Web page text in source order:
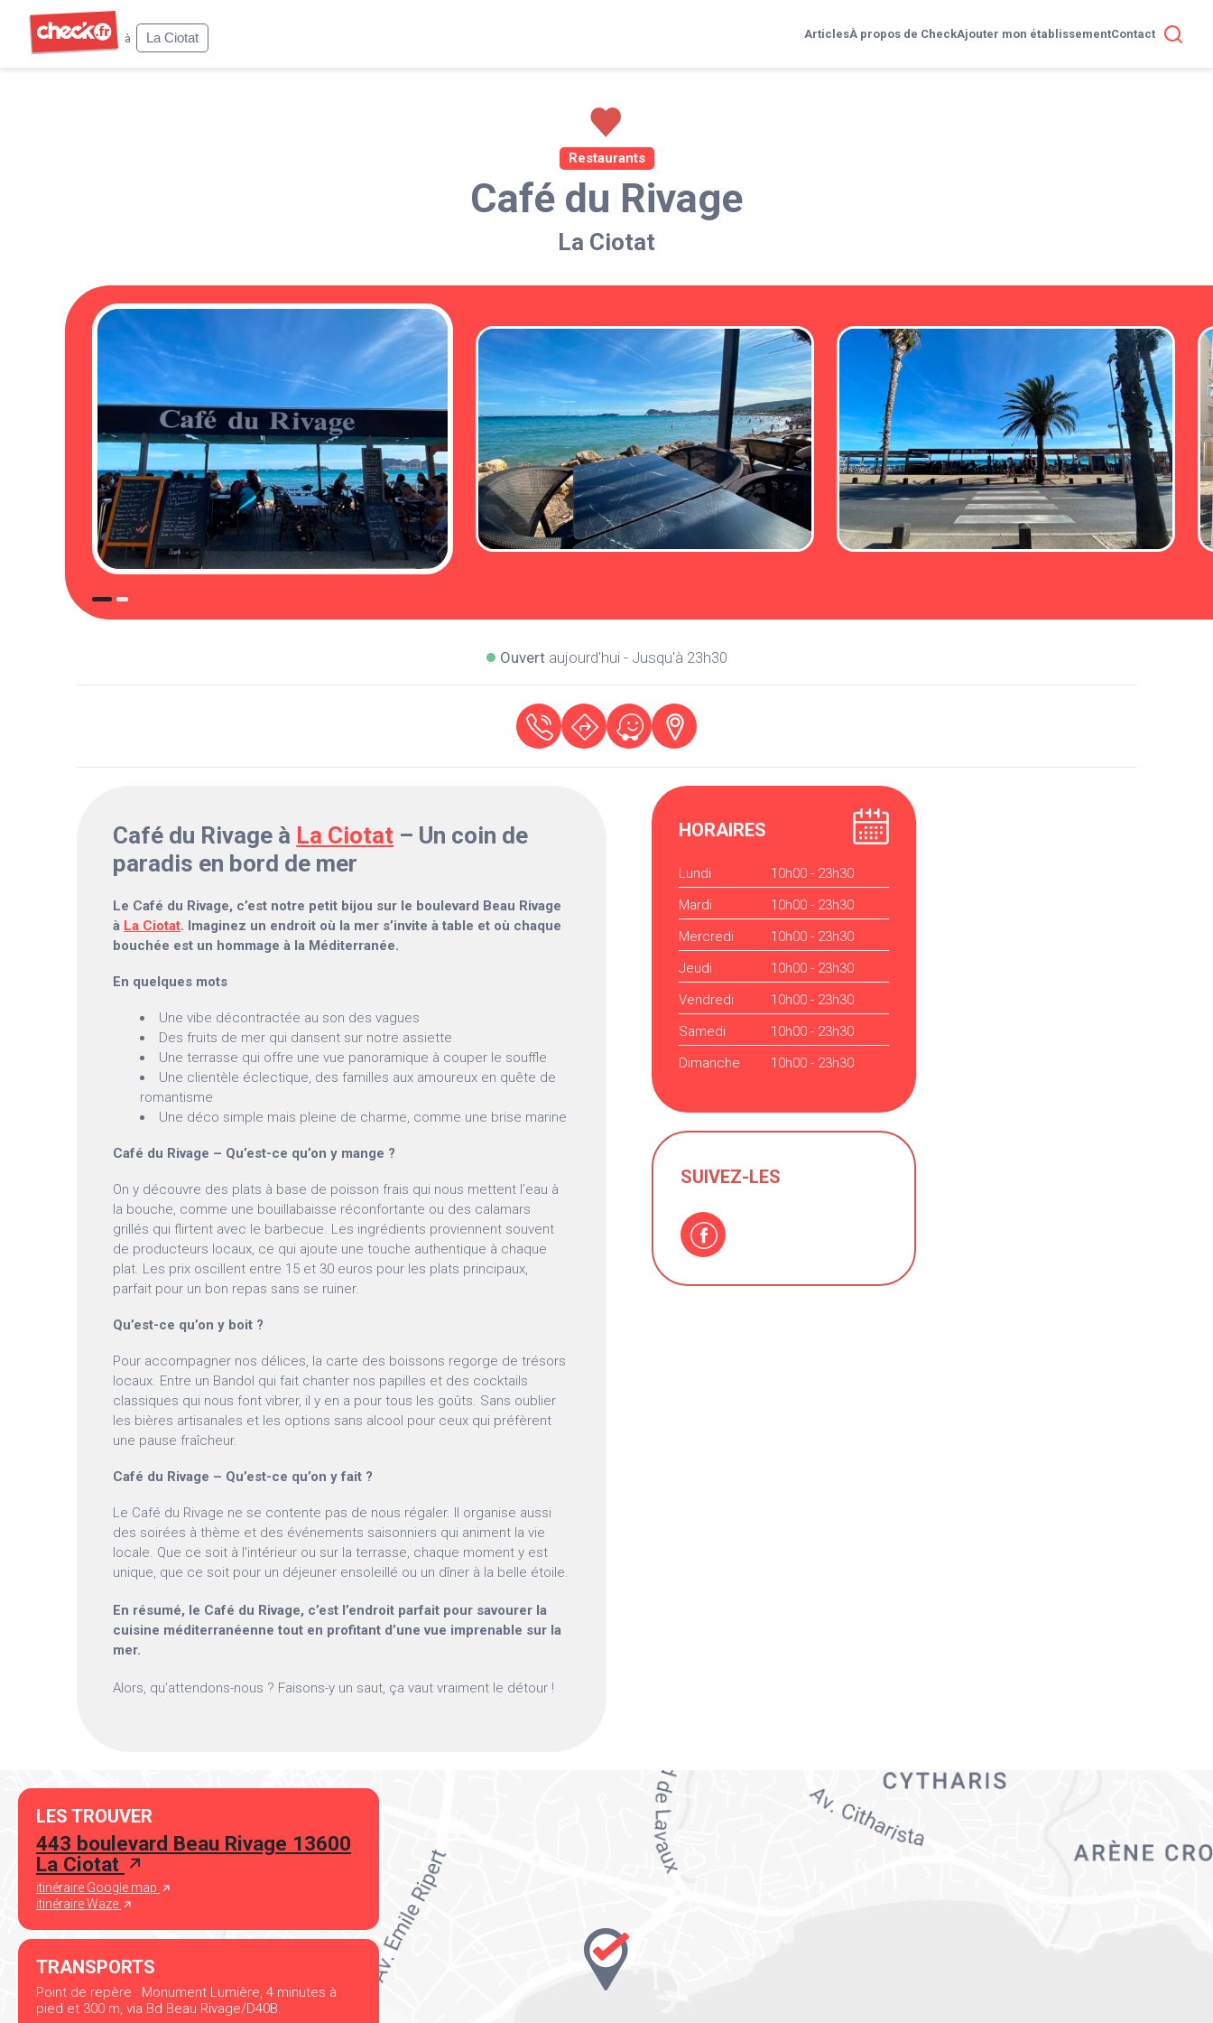
à
La Ciotat ArticlesÀ propos de CheckAjouter mon établissementContact
Restaurants
Café du Rivage
La Ciotat
Ouvertaujourd'hui - Jusqu'à 23h30
Café du Rivage à La Ciotat – Un coin de
paradis en bord de mer
Le Café du Rivage, c’est notre petit bijou sur le boulevard Beau Rivage
à La Ciotat. Imaginez un endroit où la mer s’invite à table et où chaque
bouchée est un hommage à la Méditerranée.
En quelques mots
Une vibe décontractée au son des vagues
Des fruits de mer qui dansent sur notre assiette
Une terrasse qui offre une vue panoramique à couper le souffle
Une clientèle éclectique, des familles aux amoureux en quête de
romantisme
Une déco simple mais pleine de charme, comme une brise marine
Café du Rivage – Qu’est-ce qu’on y mange ?
On y découvre des plats à base de poisson frais qui nous mettent l’eau à
la bouche, comme une bouillabaisse réconfortante ou des calamars
grillés qui flirtent avec le barbecue. Les ingrédients proviennent souvent
de producteurs locaux, ce qui ajoute une touche authentique à chaque
plat. Les prix oscillent entre 15 et 30 euros pour les plats principaux,
parfait pour un bon repas sans se ruiner.
Qu’est-ce qu’on y boit ?
Pour accompagner nos délices, la carte des boissons regorge de trésors
locaux. Entre un Bandol qui fait chanter nos papilles et des cocktails
classiques qui nous font vibrer, il y en a pour tous les goûts. Sans oublier
les bières artisanales et les options sans alcool pour ceux qui préfèrent
une pause fraîcheur.
Café du Rivage – Qu’est-ce qu’on y fait ?
Le Café du Rivage ne se contente pas de nous régaler. Il organise aussi
des soirées à thème et des événements saisonniers qui animent la vie
locale. Que ce soit à l’intérieur ou sur la terrasse, chaque moment y est
unique, que ce soit pour un déjeuner ensoleillé ou un dîner à la belle étoile.
En résumé, le Café du Rivage, c’est l’endroit parfait pour savourer la
cuisine méditerranéenne tout en profitant d’une vue imprenable sur la
mer.
Alors, qu’attendons-nous ? Faisons-y un saut, ça vaut vraiment le détour !
HORAIRES
Lundi
10h00 - 23h30
Mardi
10h00 - 23h30
Mercredi
10h00 - 23h30
Jeudi
10h00 - 23h30
Vendredi
10h00 - 23h30
Samedi
10h00 - 23h30
Dimanche
10h00 - 23h30
SUIVEZ-LES
LES TROUVER
443 boulevard Beau Rivage 13600
La Ciotat
itinéraire Google map
itinéraire Waze
TRANSPORTS
Point de repère : Monument Lumière, 4 minutes à
pied et 300 m, via Bd Beau Rivage/D40B.